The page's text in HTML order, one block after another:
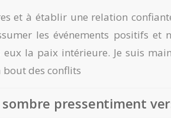
et à établir une relation
les événements positifs et
la paix intérieure. Je suis
bout des conflits
pressentiment